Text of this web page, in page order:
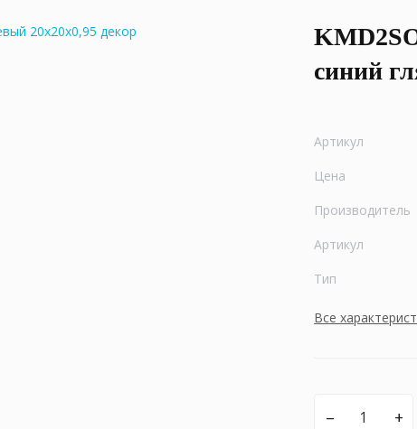
синий
Артикул
Цена
Производитель
Артикул
Тип
Все
– +